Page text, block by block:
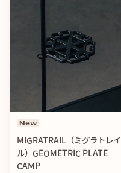
New
MIGRATRAIL（ミグラトレイ
ル）GEOMETRIC PLATE
CAMP